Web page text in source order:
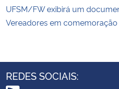
UFSM/FW exibirá um
Vereadores em comemoração
REDES SOCIAIS: